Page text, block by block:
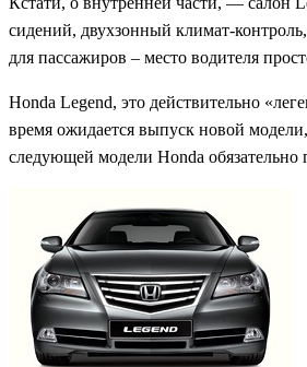
сидений, двухзонный климат-
для пассажиров – место водителя
Honda Legend, это действительно
время ожидается выпуск новой
следующей модели Honda обязательно